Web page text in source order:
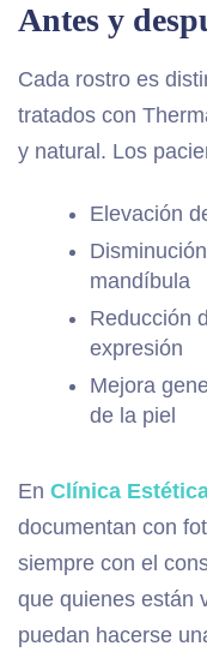
Antes y
Cada rostro es
tratados con
y natural. Los
Elevación
mandíbula
Reducción
expresión
Mejora
de la piel
En Clínica
documentan con
siempre con el
que quienes están
puedan hacerse